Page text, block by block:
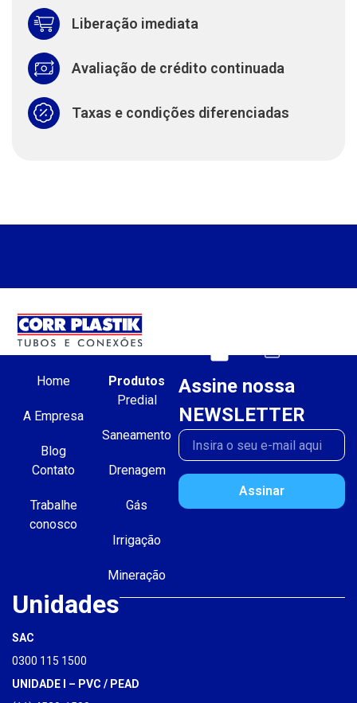
Liberação imediata
Avaliação de crédito continuada
Taxas e condições diferenciadas
Home
A Empresa
Blog
Contato
Trabalhe
conosco
Produtos
Predial
Saneamento
Drenagem
Gás
Irrigação
Mineração
Assine nossa
NEWSLETTER
Assinar
Unidades
SAC
0300 115 1500
UNIDADE I – PVC / PEAD